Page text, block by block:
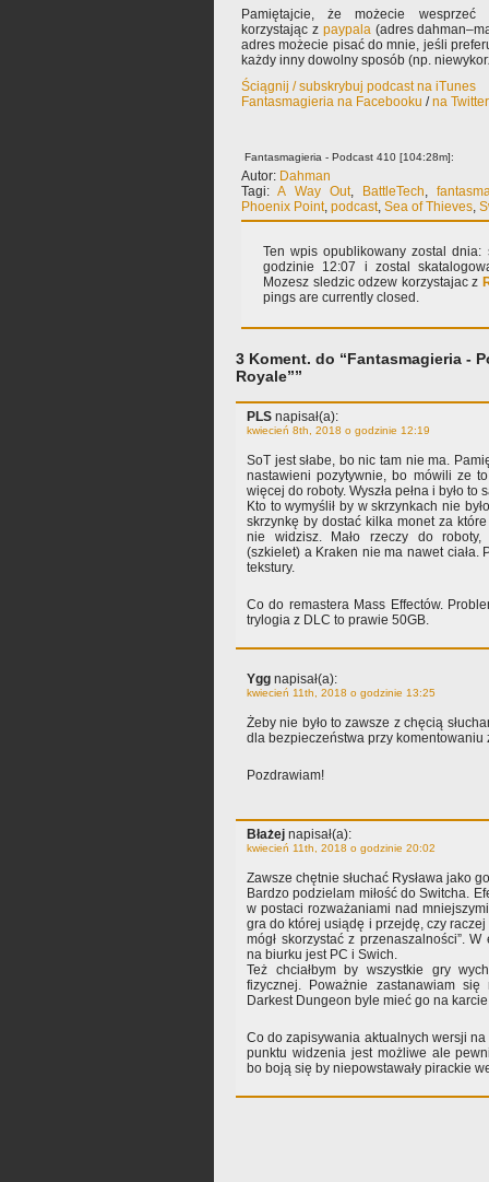
Pamiętajcie, że możecie wesprzeć
korzystając z paypala(adres
adres możecie pisać do mnie, jeśli
każdy inny dowolny sposób (np.
Ściągnij / subskrybuj podcast na iTunes
Fantasmagieria na Facebooku /na
Fantasmagieria - Podcast 410 [104:28m]:
Autor: Dahman
Tagi:A Way Out, BattleTech,
Phoenix Point, podcast, Sea of Thieves,
Ten wpis opublikowany zostal
godzinie 12:07 i zostal
Mozesz sledzic odzew korzystajac z
pings are currently closed.
3 Koment. do “Fantasmagieria -
Royale””
PLS napisał(a):
kwiecień 8th, 2018 o godzinie 12:19
SoT jest słabe, bo nic tam nie ma.
nastawieni pozytywnie, bo mówili ze
więcej do roboty. Wyszła pełna i było to
Kto to wymyślił by w skrzynkach nie
skrzynkę by dostać kilka monet za
nie widzisz. Mało rzeczy do
(szkielet) a Kraken nie ma nawet ciała.
tekstury.
Co do remastera Mass Effectów.
trylogia z DLC to prawie 50GB.
Ygg napisał(a):
kwiecień 11th, 2018 o godzinie 13:25
Żeby nie było to zawsze z chęcią
dla bezpieczeństwa przy komentowaniu
Pozdrawiam!
Błażej napisał(a):
kwiecień 11th, 2018 o godzinie 20:02
Zawsze chętnie słuchać Rysława jako
Bardzo podzielam miłość do Switcha.
w postaci rozważaniami nad
gra do której usiądę i przejdę, czy
mógł skorzystać z przenaszalności”.
na biurku jest PC i Swich.
Też chciałbym by wszystkie gry
fizycznej. Poważnie zastanawiam
Darkest Dungeon byle mieć go na
Co do zapisywania aktualnych wersji
punktu widzenia jest możliwe ale
bo boją się by niepowstawały pirackie